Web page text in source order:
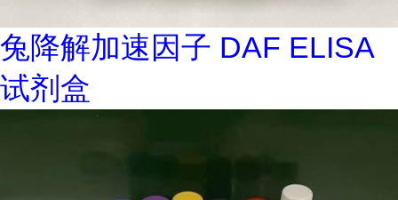
兔降解加速因子 DAF ELISA
试剂盒